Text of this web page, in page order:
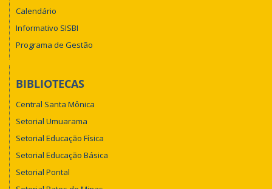
Calendário
Informativo SISBI
Programa de Gestão
BIBLIOTECAS
Central Santa Mônica
Setorial Umuarama
Setorial Educação Física
Setorial Educação Básica
Setorial Pontal